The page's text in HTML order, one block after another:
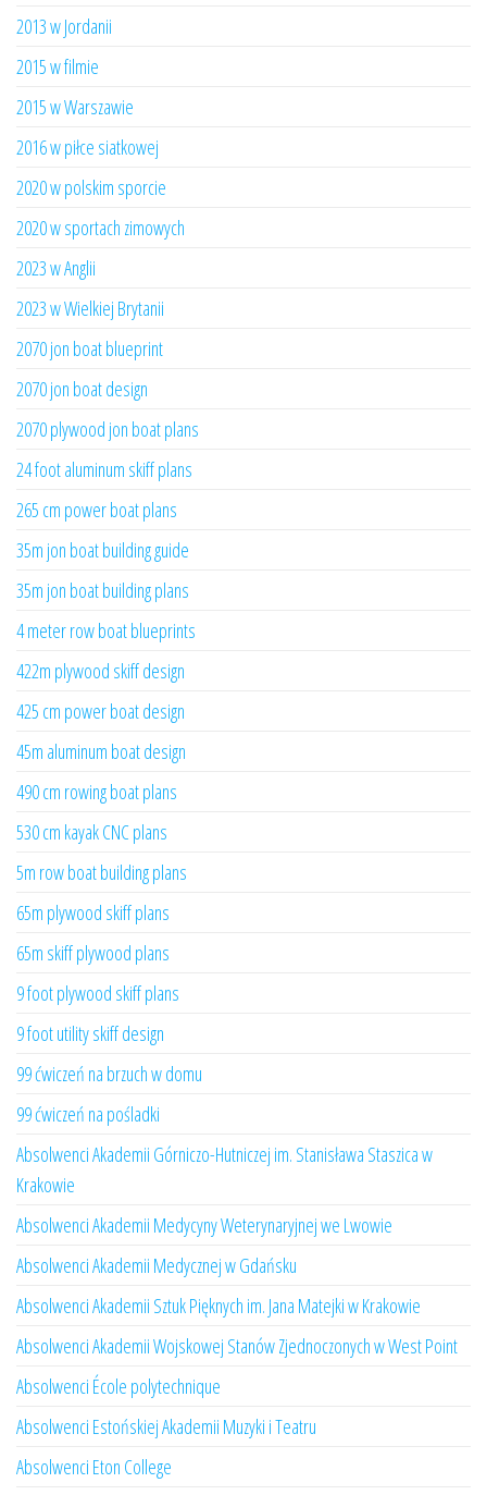
2013 w Jordanii
2015 w filmie
2015 w Warszawie
2016 w piłce siatkowej
2020 w polskim sporcie
2020 w sportach zimowych
2023 w Anglii
2023 w Wielkiej Brytanii
2070 jon boat blueprint
2070 jon boat design
2070 plywood jon boat plans
24 foot aluminum skiff plans
265 cm power boat plans
35m jon boat building guide
35m jon boat building plans
4 meter row boat blueprints
422m plywood skiff design
425 cm power boat design
45m aluminum boat design
490 cm rowing boat plans
530 cm kayak CNC plans
5m row boat building plans
65m plywood skiff plans
65m skiff plywood plans
9 foot plywood skiff plans
9 foot utility skiff design
99 ćwiczeń na brzuch w domu
99 ćwiczeń na pośladki
Absolwenci Akademii Górniczo-Hutniczej im. Stanisława Staszica w
Krakowie
Absolwenci Akademii Medycyny Weterynaryjnej we Lwowie
Absolwenci Akademii Medycznej w Gdańsku
Absolwenci Akademii Sztuk Pięknych im. Jana Matejki w Krakowie
Absolwenci Akademii Wojskowej Stanów Zjednoczonych w West Point
Absolwenci École polytechnique
Absolwenci Estońskiej Akademii Muzyki i Teatru
Absolwenci Eton College